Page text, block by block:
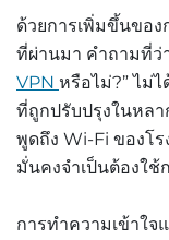
ด้วยการเพิ่มขึ้นของ
ที่ผ่านมา คำถามที่ว่
VPN หรือไม่?”ไม่ไ
ที่ถูกปรับปรุงในหล
พูดถึง Wi-Fi ของโร
มั่นคงจำเป็นต้องใ
การทำความเข้าใ